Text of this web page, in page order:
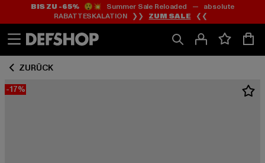
Zum
Inhalt
springen
Zum
Fußzeile
springen
BIS ZU -65%😲💥 Summer Sale Reloaded — absolute
RABATTESKALATION ❯❯ ZUM SALE ❮❮
ZURÜCK
-17%